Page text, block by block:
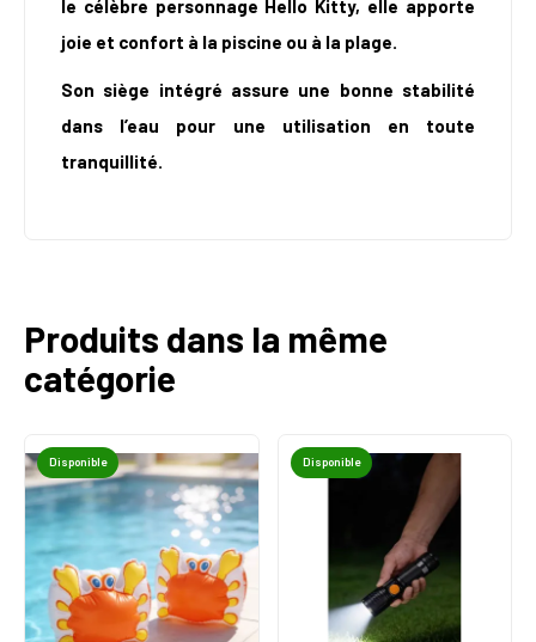
le célèbre personnage Hello Kitty, elle apporte
joie et confort à la piscine ou à la plage.
Son siège intégré assure une bonne stabilité
dans l’eau pour une utilisation en toute
tranquillité.
Produits dans la même
catégorie
Disponible Disponible